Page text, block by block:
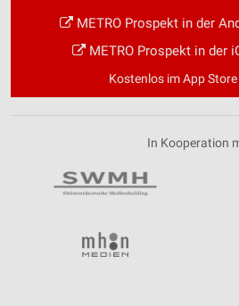
METRO Prospekt in der
METRO Prospekt in der
Kostenlos im App
In Kooperation